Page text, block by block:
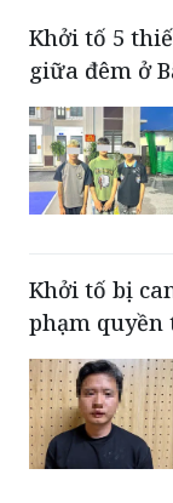
Khởi tố 5
giữa đêm ở
Khởi tố bị
phạm quyền